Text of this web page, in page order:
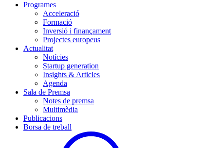
Programes
Acceleració
Formació
Inversió i finançament
Projectes europeus
Actualitat
Notícies
Startup generation
Insights & Articles
Agenda
Sala de Premsa
Notes de premsa
Multimèdia
Publicacions
Borsa de treball